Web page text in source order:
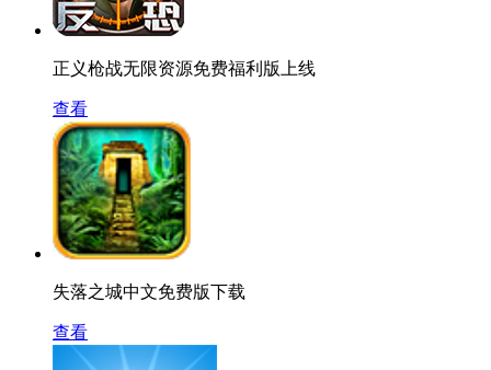
正义枪战无限资源免费福利版上线
查看
失落之城中文免费版下载
查看